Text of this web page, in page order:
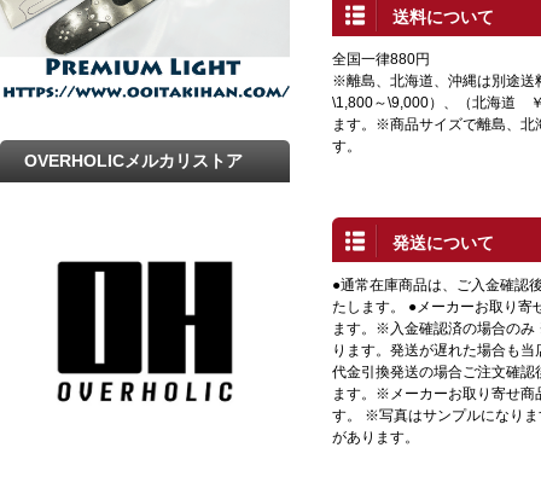
送料について
全国一律880円
※離島、北海道、沖縄は別途送
\1,800～\9,000）、（北海道
ます。※商品サイズで離島、北
す。
発送について
●通常在庫商品は、ご入金確認
たします。 ●メーカーお取り寄
ます。※入金確認済の場合の
ります。発送が遅れた場合も
代金引換発送の場合ご注文確
ます。※メーカーお取り寄せ商
す。 ※写真はサンプルになり
があります。
OVERHOLICメルカリストア